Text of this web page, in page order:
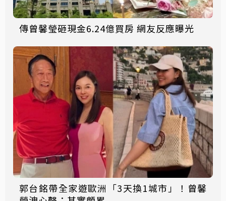
傳曾馨瑩砸現金6.24億買房 網友反應曝光
郭台銘帶全家遊歐洲「3天換1城市」！曾馨